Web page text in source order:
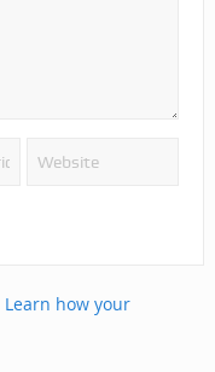
Learn how your